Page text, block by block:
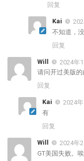
回复
Kai
不知道，
回复
Will
2024年
请问开过美版
回复
Kai
2024
有
回复
Will
2024年
GT美国失败。唉